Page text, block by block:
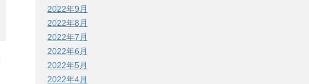
2022年9月
2022年8月
2022年7月
2022年6月
2022年5月
2022年4月